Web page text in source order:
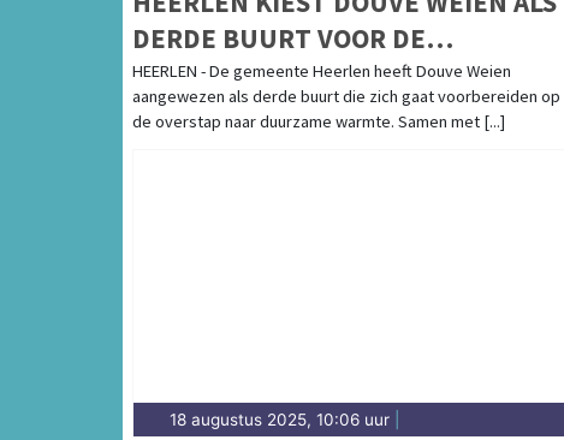
DERDE BUURT VOOR DE
WARMTETRANSITIE
HEERLEN - De gemeente Heerlen heeft Douve Weien
aangewezen als derde buurt die zich gaat voorbereiden op
de overstap naar duurzame warmte. Samen met [...]
18 augustus 2025, 10:06 uur